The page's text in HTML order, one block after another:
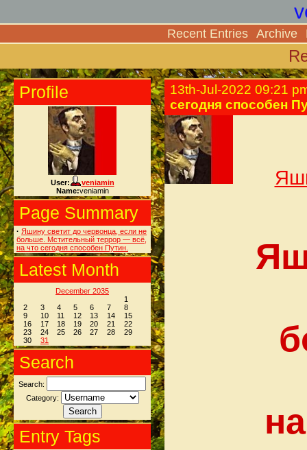
Recent Entries Archive
Profile
User:
veniamin
Name:veniamin
Page Summary
· Яшину светит до червонца, если не
больше. Мстительный террор — всё,
на что сегодня способен Путин.
Latest Month
December 2035
1
2
3 4 5 6 7
8
9
10 11 12 13 14
15
16
17 18 19 20 21
22
23
24 25 26 27 28
29
30
31
Search
Search:
Category:
Entry Tags
13th-Jul-2022 09:21
сегодня способен